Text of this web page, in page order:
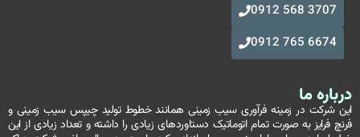
3707 568 0912
6674 765 0912
درباره ما
این شرکت در زمینه فرآوری سیب زمینی همانند خطوط تولید چیپس سیب زمینی و
فرنچ فرایز به صورت تمام اتوماتیک دستاوردهای زیادی را داشته و تعداد زیادی از این